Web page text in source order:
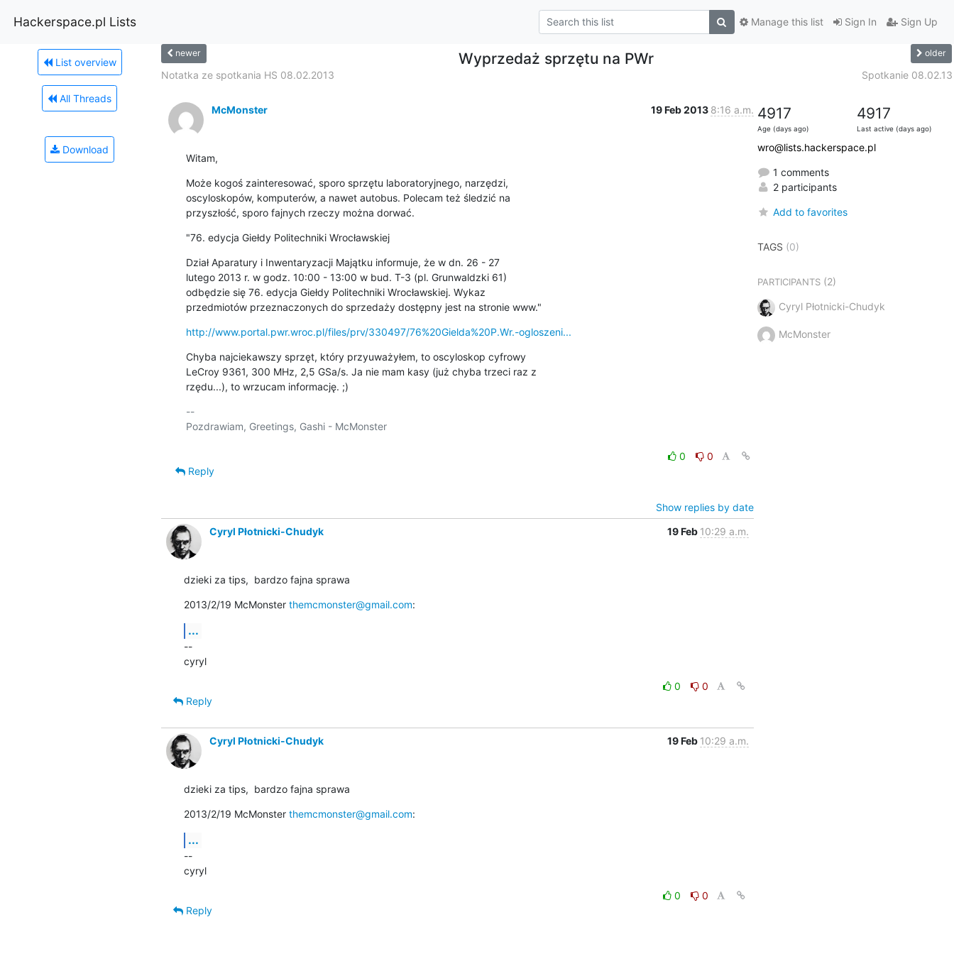
Hackerspace.pl Lists Sign In Sign Up
Manage this list
List overview
All Threads
Download
newer Wyprzedaż sprzętu na PWr older
Notatka ze spotkania HS 08.02.2013 Spotkanie 08.02.13
McMonster 19 Feb 2013 8:16 a.m.
Witam,
Może kogoś zainteresować, sporo sprzętu laboratoryjnego, narzędzi,
oscyloskopów, komputerów, a nawet autobus. Polecam też śledzić na
przyszłość, sporo fajnych rzeczy można dorwać.
"76. edycja Giełdy Politechniki Wrocławskiej
Dział Aparatury i Inwentaryzacji Majątku informuje, że w dn. 26 - 27
lutego 2013 r. w godz. 10:00 - 13:00 w bud. T-3 (pl. Grunwaldzki 61)
odbędzie się 76. edycja Giełdy Politechniki Wrocławskiej. Wykaz
przedmiotów przeznaczonych do sprzedaży dostępny jest na stronie www."
http://www.portal.pwr.wroc.pl/files/prv/330497/76%20Gielda%20P.Wr.-ogloszeni...
Chyba najciekawszy sprzęt, który przyuważyłem, to oscyloskop cyfrowy
LeCroy 9361, 300 MHz, 2,5 GSa/s. Ja nie mam kasy (już chyba trzeci raz z
rzędu...), to wrzucam informację. ;)
--
Pozdrawiam, Greetings, Gashi - McMonster
0
0
Reply
Show replies by date
Cyryl Płotnicki-Chudyk
19 Feb 10:29 a.m.
dzieki za tips,  bardzo fajna sprawa
2013/2/19 McMonster themcmonster@gmail.com:
...
--
cyryl
0
0
Reply
Cyryl Płotnicki-Chudyk 19 Feb 10:29 a.m.
dzieki za tips,  bardzo fajna sprawa
2013/2/19 McMonster themcmonster@gmail.com:
...
--
cyryl
0
0
Reply
4917
Age (days ago)
4917
Last active (days ago)
wro@lists.hackerspace.pl
1 comments
2 participants
Add to favorites
TAGS (0)
PARTICIPANTS(2)
Cyryl Płotnicki-Chudyk
McMonster